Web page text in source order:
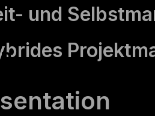
und